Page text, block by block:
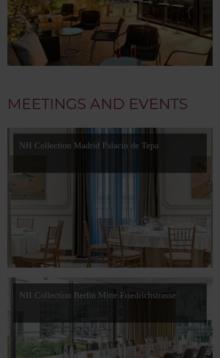
MEETINGS AND EVENTS
NH Collection Madrid Palacio de Tepa
NH Collection Berlin Mitte Friedrichstrasse